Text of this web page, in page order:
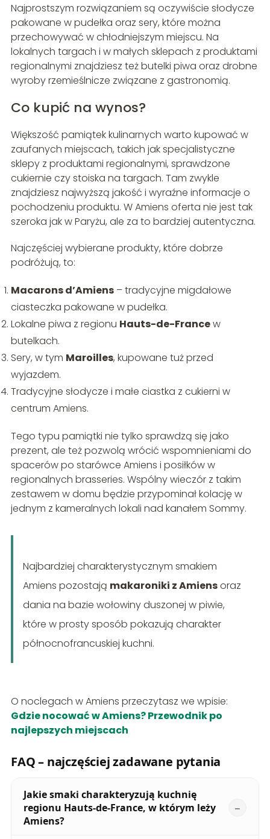
Najprostszym rozwiązaniem są oczywiście słodycze
pakowane w pudełka oraz sery, które można
przechowywać w chłodniejszym miejscu. Na
lokalnych targach i w małych sklepach z produktami
regionalnymi znajdziesz też butelki piwa oraz drobne
wyroby rzemieślnicze związane z gastronomią.
Co kupić na wynos?
Większość pamiątek kulinarnych warto kupować w
zaufanych miejscach, takich jak specjalistyczne
sklepy z produktami regionalnymi, sprawdzone
cukiernie czy stoiska na targach. Tam zwykle
znajdziesz najwyższą jakość i wyraźne informacje o
pochodzeniu produktu. W Amiens oferta nie jest tak
szeroka jak w Paryżu, ale za to bardziej autentyczna.
Najczęściej wybierane produkty, które dobrze
podróżują, to:
Macarons d’Amiens– tradycyjne migdałowe
ciasteczka pakowane w pudełka.
Lokalne piwa z regionu Hauts-de-Francew
butelkach.
Sery, w tym Maroilles, kupowane tuż przed
wyjazdem.
Tradycyjne słodycze i małe ciastka z cukierni w
centrum Amiens.
Tego typu pamiątki nie tylko sprawdzą się jako
prezent, ale też pozwolą wrócić wspomnieniami do
spacerów po starówce Amiens i posiłków w
regionalnych brasseries. Wspólny wieczór z takim
zestawem w domu będzie przypominał kolację w
jednym z kameralnych lokali nad kanałem Sommy.
Najbardziej charakterystycznym smakiem
Amiens pozostają makaroniki z Amiensoraz
dania na bazie wołowiny duszonej w piwie,
które w prosty sposób pokazują charakter
północnofrancuskiej kuchni.
O noclegach w Amiens przeczytasz we wpisie:
Gdzie nocować w Amiens? Przewodnik po
najlepszych miejscach
FAQ – najczęściej zadawane pytania
Jakie smaki charakteryzują kuchnię
regionu Hauts-de-France, w którym leży
Amiens?